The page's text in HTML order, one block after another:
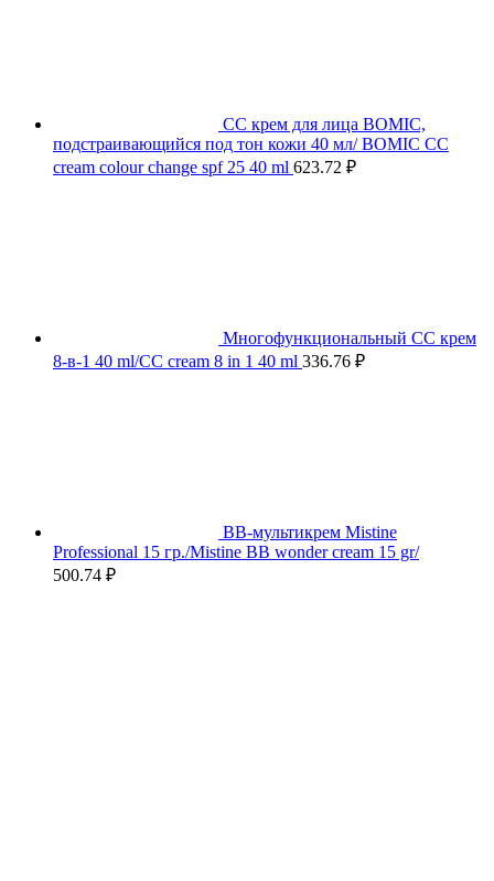
СС крем для лица BOMIC,
подстраивающийся под тон кожи 40 мл/ BOMIC CC
cream colour change spf 25 40 ml 623.72 ₽
Многофункциональный СС крем
8-в-1 40 ml/CC cream 8 in 1 40 ml 336.76 ₽
BB-мультикрем Mistine
Professional 15 гр./Mistine BB wonder cream 15 gr/
500.74 ₽